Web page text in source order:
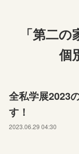
「第二
個
全私学展2023
す！
2023.06.29 04:30